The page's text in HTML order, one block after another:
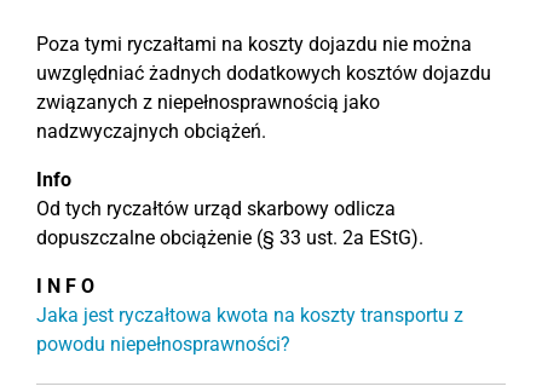
Poza tymi ryczałtami na koszty dojazdu nie można
uwzględniać żadnych dodatkowych kosztów dojazdu
związanych z niepełnosprawnością jako
nadzwyczajnych obciążeń.
Info
Od tych ryczałtów urząd skarbowy odlicza
dopuszczalne obciążenie (§ 33 ust. 2a EStG).
I N F O
Jaka jest ryczałtowa kwota na koszty transportu z
powodu niepełnosprawności?